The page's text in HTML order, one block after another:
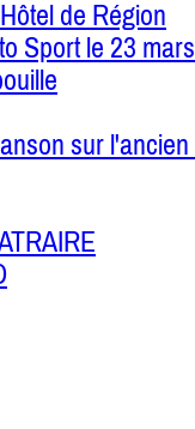
de Région
Sport le 23 mars
sur